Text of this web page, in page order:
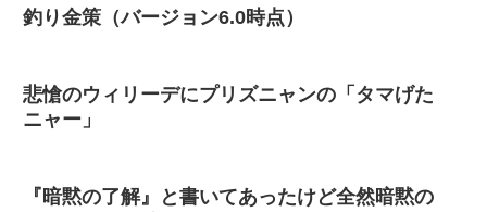
釣り金策（バージョン6.0時点）
悲愴のウィリーデにプリズニャンの「タマげた
ニャー」
『暗黙の了解』と書いてあったけど全然暗黙の